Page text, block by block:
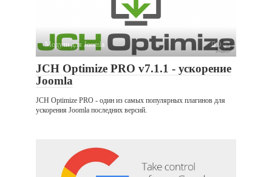
Модули для Joomla 0
JCH Optimize PRO v7.1.1 - ускорение
Joomla
JCH Optimize PRO - один из самых популярных плагинов для
ускорения Joomla последних версий.